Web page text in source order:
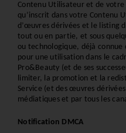
Contenu Utilisateur et de
qu’inscrit dans votre Contenu
d’œuvres dérivées et le listing
tout ou en partie, et sous
ou technologique, déjà
pour une utilisation dans le
Pro&Beauty (et de ses
limiter, la promotion et la
Service (et des œuvres
médiatiques et par tous les
Notification DMCA